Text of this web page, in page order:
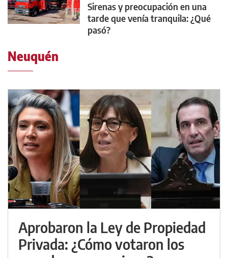
Sirenas y preocupación en una
tarde que venía tranquila: ¿Qué
pasó?
Neuquén
Aprobaron la Ley de Propiedad
Privada: ¿Cómo votaron los